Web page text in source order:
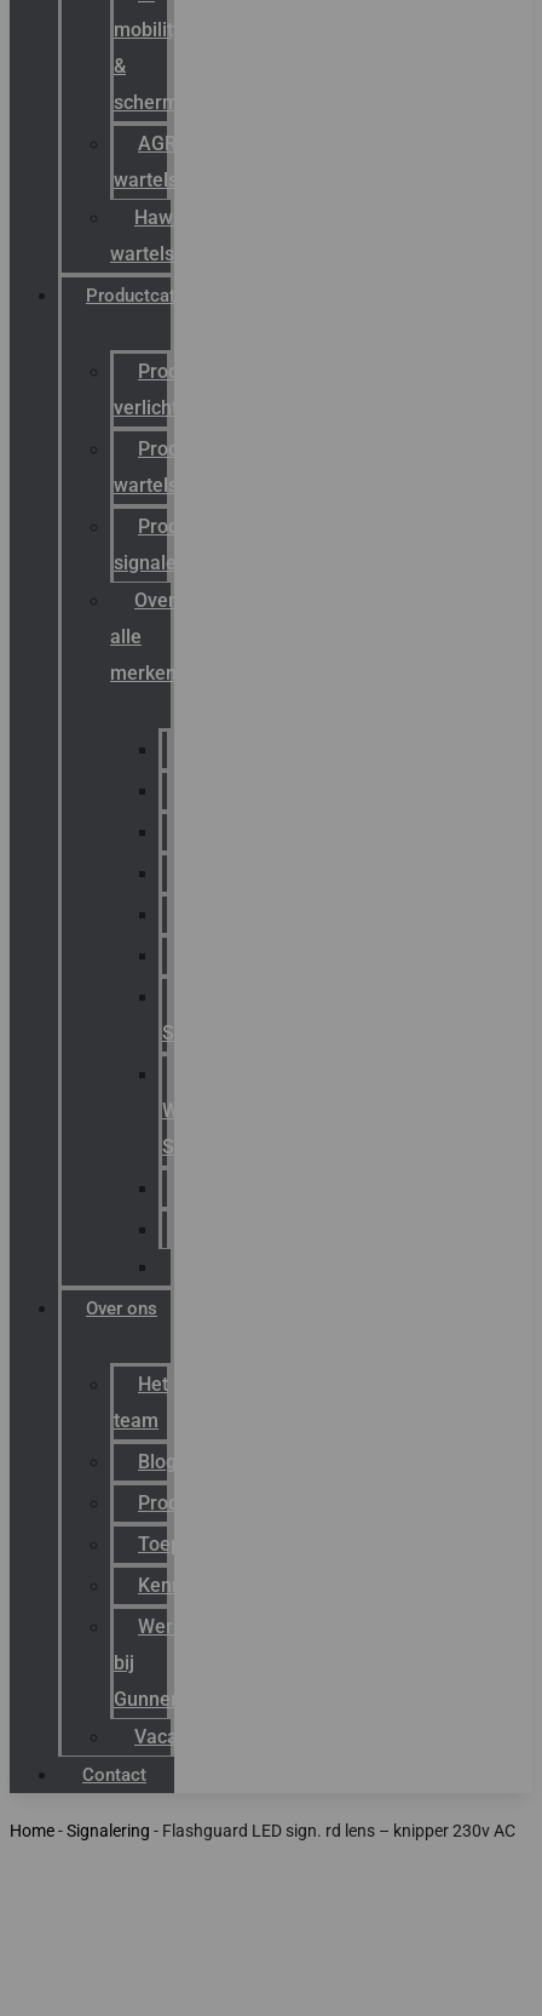
mobility
&
schermstromen
AGRO
wartels
Hawke
wartels
Productcatalogus
Productcatalogus
verlichting
Productcatalogus
wartels
Productcatalogus
signalering
Overzicht
alle
merken
Signaling
Warning
Signals
Over ons
Het
team
Blog
Productnieuws
Toepassingen
Kenniscentrum
Werken
bij
Gunneman
Vacatures
Contact
Home-Signalering - Flashguard LED sign. rd lens – knipper 230v AC